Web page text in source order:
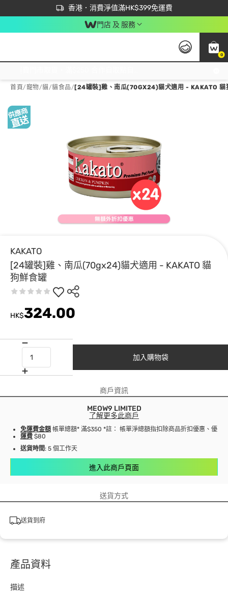
香港．消費淨值滿HK$399免運費
立即成為易賞錢會員盡享獨家優惠
首次APP下單買滿$450 輸入 NEWAPP 即減$50
門店 及 服務
0
首頁/寵物/貓/貓食品/ [24罐裝]雞、南瓜(70GX24)貓犬適用 - KAKATO 貓
KAKATO
[24罐裝]雞、南瓜(70gx24)貓犬適用 - KAKATO 貓
狗鮮食罐
HK$324.00
加入購物袋
商戶資訊
MEOW9 LIMITED
了解更多此商戶
免運費金額 帳單總額* 滿$350 *註： 帳單淨總額指扣除商品折扣優惠、優惠
運費 $80
送貨時間: 5 個工作天
進入此商戶頁面
送貨方式
送貨到府
產品資料
描述